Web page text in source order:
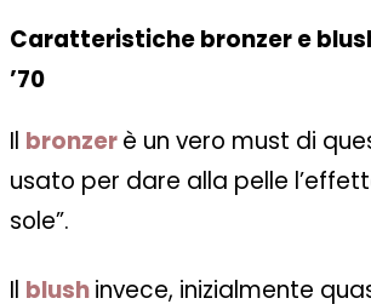
Caratteristiche bronzer e
’70
Il bronzerè un vero must di
usato per dare alla pelle
sole”.
Il blushinvece, inizialmente